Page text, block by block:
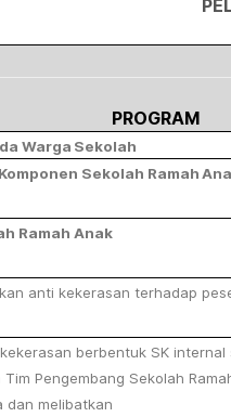
Maulid Nabi 1447 H di
PROGRAM
Warga Sekolah
Komponen Sekolah Ramah
Ramah Anak
anti kekerasan terhadap
berbentuk SK internal
Tim Pengembang Sekolah
dan melibatkan